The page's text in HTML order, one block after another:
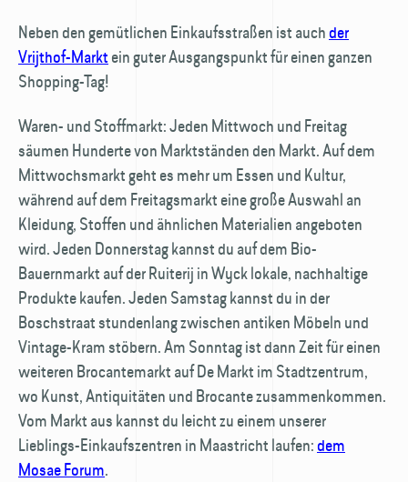
Neben den gemütlichen Einkaufsstraßen ist auch der
Vrijthof-Markt ein guter Ausgangspunkt für einen ganzen
Shopping-Tag!
Waren- und Stoffmarkt: Jeden Mittwoch und Freitag
säumen Hunderte von Marktständen den Markt. Auf dem
Mittwochsmarkt geht es mehr um Essen und Kultur,
während auf dem Freitagsmarkt eine große Auswahl an
Kleidung, Stoffen und ähnlichen Materialien angeboten
wird. Jeden Donnerstag kannst du auf dem Bio-
Bauernmarkt auf der Ruiterij in Wyck lokale, nachhaltige
Produkte kaufen. Jeden Samstag kannst du in der
Boschstraat stundenlang zwischen antiken Möbeln und
Vintage-Kram stöbern. Am Sonntag ist dann Zeit für einen
weiteren Brocantemarkt auf De Markt im Stadtzentrum,
wo Kunst, Antiquitäten und Brocante zusammenkommen.
Vom Markt aus kannst du leicht zu einem unserer
Lieblings-Einkaufszentren in Maastricht laufen: dem
Mosae Forum.